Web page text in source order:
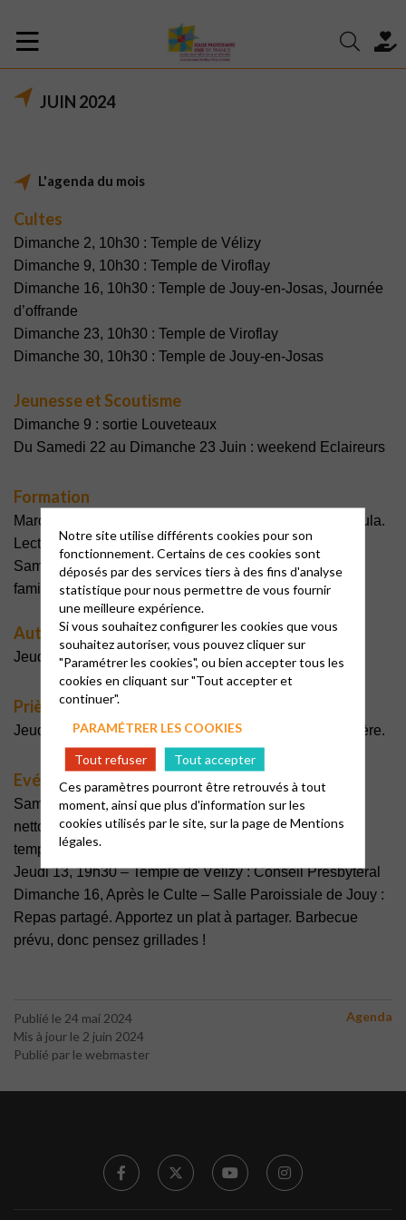
JUIN 2024
L'agenda du mois
Cultes
Dimanche 2, 10h30 : Temple de Vélizy
Dimanche 9, 10h30 : Temple de Viroflay
Dimanche 16, 10h30 : Temple de Jouy-en-Josas, Journée
d’offrande
Dimanche 23, 10h30 : Temple de Viroflay
Dimanche 30, 10h30 : Temple de Jouy-en-Josas
Jeunesse et Scoutisme
Dimanche 9 : sortie Louveteaux
Du Samedi 22 au Dimanche 23 Juin : weekend Eclaireurs
Formation
Mardis 4, 11, 18 et 25, 14h30 – Temple de Vélizy : Cellula.
Lecture de l’épître aux Galates
Samedi 29, 17h30 – Temple de Viroflay : Partage en
famille. Sortie en forêt.
Autour de la Bible
Jeudi 6, 20h30 – Temple de Vélizy : Partage biblique
Prière
Jeudi 20, 20h30 – Temple de Vélizy : Rencontre de prière.
Evénements
Samedi 8 – Jouy-en-Josas : A partir de 14h. Après-midi
nettoyage du jardin et débarras de la cave du
temple.
Jeudi 13, 19h30 – Temple de Vélizy : Conseil Presbytéral
Dimanche 16, Après le Culte – Salle Paroissiale de Jouy :
Repas partagé. Apportez un plat à partager. Barbecue
prévu, donc pensez grillades !
Publié le 24 mai 2024
Mis à jour le 2 juin 2024
Publié par le webmaster
Agenda
Notre site utilise différents cookies pour son
fonctionnement. Certains de ces cookies sont
déposés par des services tiers à des fins d'analyse
statistique pour nous permettre de vous fournir
une meilleure expérience.
Si vous souhaitez configurer les cookies que vous
souhaitez autoriser, vous pouvez cliquer sur
"Paramétrer les cookies", ou bien accepter tous les
cookies en cliquant sur "Tout accepter et
continuer".
PARAMÉTRER LES COOKIES
Tout refuser
Tout accepter
Ces paramètres pourront être retrouvés à tout
moment, ainsi que plus d'information sur les
cookies utilisés par le site, sur la page deMentions
légales.